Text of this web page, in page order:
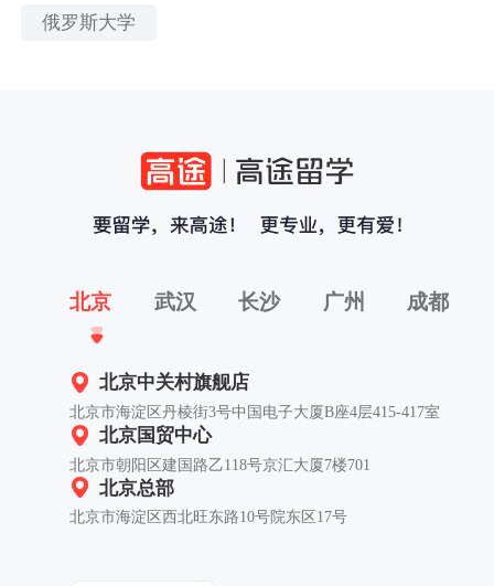
俄罗斯大学
北京 武汉 长沙 广州 成都
北京中关村旗舰店
北京市海淀区丹棱街3号中国电子大厦B座4层415-417室
北京国贸中心
北京市朝阳区建国路乙118号京汇大厦7楼701
北京总部
北京市海淀区西北旺东路10号院东区17号